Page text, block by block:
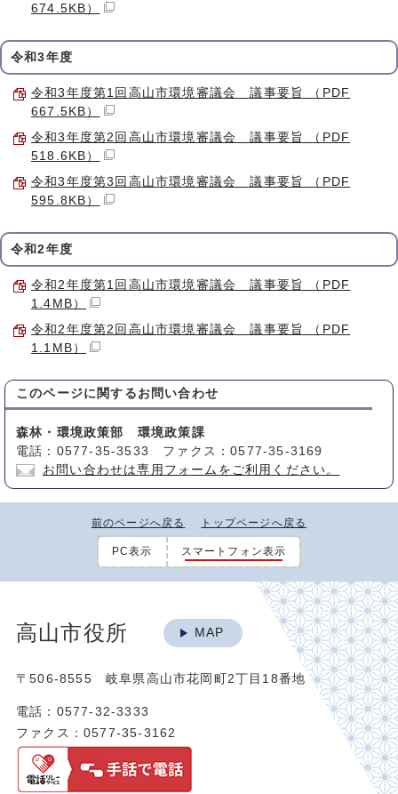
674.5KB）
令和3年度
令和3年度第1回高山市環境審議会 議事要旨 （PDF
667.5KB）
令和3年度第2回高山市環境審議会 議事要旨 （PDF
518.6KB）
令和3年度第3回高山市環境審議会 議事要旨 （PDF
595.8KB）
令和2年度
令和2年度第1回高山市環境審議会 議事要旨 （PDF
1.4MB）
令和2年度第2回高山市環境審議会 議事要旨 （PDF
1.1MB）
このページに関する お問い合わせ
森林・環境政策部 環境政策課
電話：0577-35-3533 ファクス：0577-35-3169
お問い合わせは専用フォームをご利用ください。
前のページへ戻る トップページへ戻る
PC表示 スマートフォン表示
高山市役所 MAP
〒506-8555 岐阜県高山市花岡町2丁目18番地
電話：0577-32-3333
ファクス：0577-35-3162